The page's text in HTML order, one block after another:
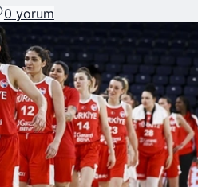
0 yorum